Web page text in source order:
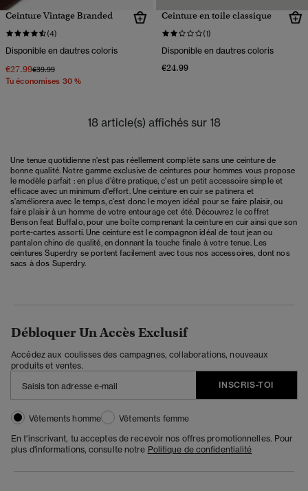
Ceinture Vintage Branded
(4)
Disponible en dautres coloris
€27.99Prix réduit de
€39.99à
Tu économises 30 %
Ceinture en toile classique
(1)
Disponible en dautres coloris
€24.99
18 article(s) affichés sur 18
Une tenue quotidienne n'est pas réellement complète sans une ceinture de
bonne qualité. Notre gamme exclusive de ceintures pour hommes vous propose
le modèle parfait : en plus d'être pratique, c'est un petit accessoire simple et
efficace avec un minimum d'effort. Une ceinture en cuir se patinera et
s'améliorera avec le temps, c'est donc le moyen idéal pour se faire plaisir, ou
faire plaisir à un homme de votre entourage cet été. Découvrez le coffret
Benson feat Buffalo, pour une boîte comprenant la ceinture en cuir ainsi que son
porte-cartes assorti. Une ceinture est le compagnon idéal de tout jean ou
pantalon chino de qualité, en donnant la touche finale à votre tenue. Les
ceintures Superdry se portent facilement avec tous nos accessoires, dont nos
sacs à dos Superdry.
Débloquer Un Accès Exclusif
Accédez aux coulisses des campagnes, collaborations, nouveaux
produits et ventes.
INSCRIS-TOI
Vêtements homme
Vêtements femme
En t'inscrivant, tu acceptes de recevoir nos offres promotionnelles. Pour
plus d'informations, consulte notre Politique de confidentialité